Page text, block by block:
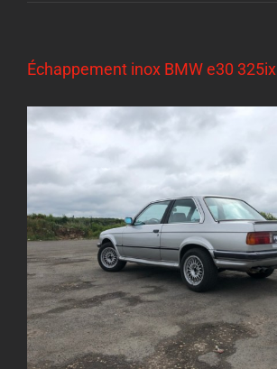
Échappement inox BMW e30 325ix